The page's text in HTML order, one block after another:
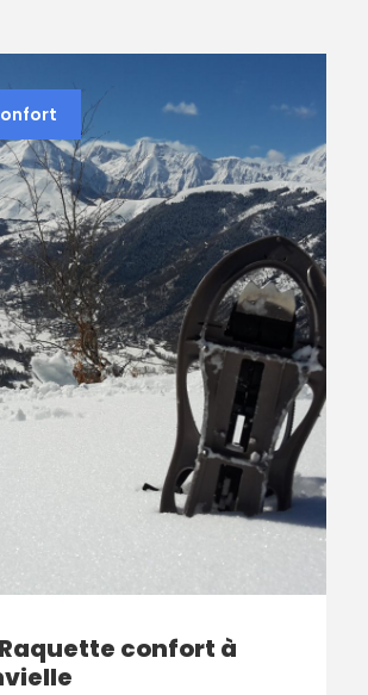
confort à